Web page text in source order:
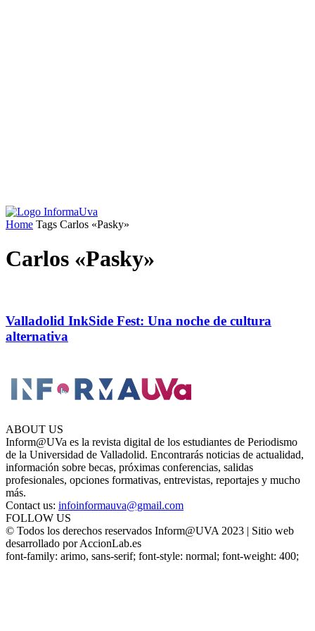
Home Tags Carlos «Pasky»
Carlos «Pasky»
Valladolid InkSide Fest: Una noche de cultura
alternativa
ABOUT US
Inform@UVa es la revista digital de los estudiantes de Periodismo
de la Universidad de Valladolid. Encontrarás noticias de actualidad,
información sobre becas, próximas conferencias, salidas
profesionales, opciones formativas, entrevistas, reportajes y mucho
más.
Contact us: infoinformauva@gmail.com
FOLLOW US
© Todos los derechos reservados Inform@UVA 2023 | Sitio web
desarrollado por AccionLab.es
font-family: arimo, sans-serif; font-style: normal; font-weight: 400;